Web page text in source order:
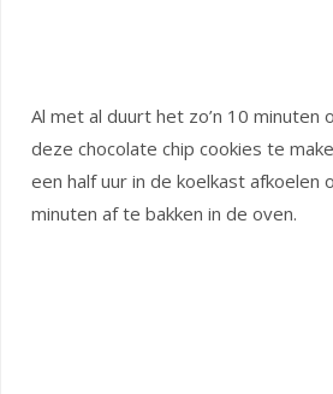
Al met al duurt het zo’n 10 minuten
deze chocolate chip cookies te
een half uur in de koelkast afkoelen
minuten af te bakken in de oven.